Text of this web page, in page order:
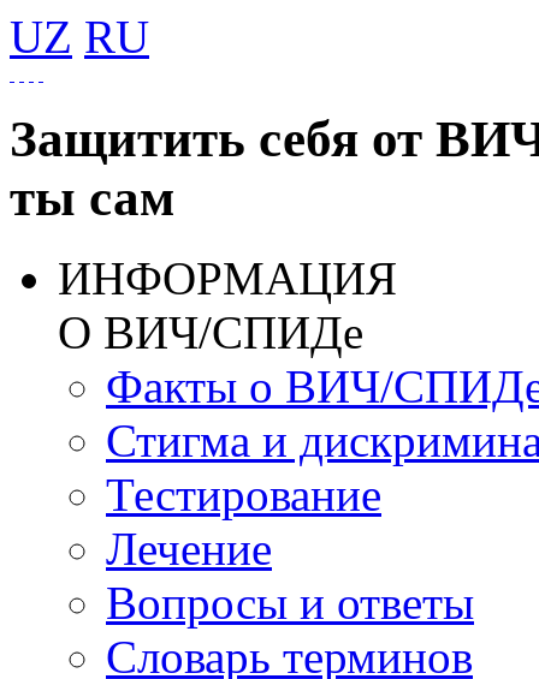
UZ RU
Защитить себя от
ты сам
ИНФОРМАЦИЯ
О ВИЧ/СПИДе
Факты о ВИЧ/
Стигма и
Тестирование
Лечение
Вопросы и ответы
Словарь терминов